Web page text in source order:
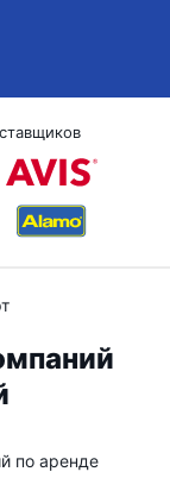
по аренде